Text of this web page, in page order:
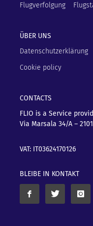
Flugverfolgung
ÜBER UNS
Datenschutzerklärung
Cookie policy
CONTACTS
FLIO is a Service
Via Marsala 34/A –
VAT: IT03624170126
BLEIBE IN KONTAKT